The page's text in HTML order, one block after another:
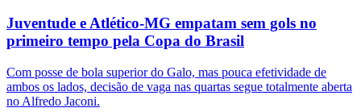
Juventude e Atlético-MG empatam sem gols no
primeiro tempo pela Copa do Brasil
Com posse de bola superior do Galo, mas pouca efetividade de
ambos os lados, decisão de vaga nas quartas segue totalmente aberta
no Alfredo Jaconi.